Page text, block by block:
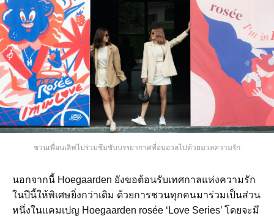
ชวนเพื่อนเลิฟไปร่วมซึมซับบรรยากาศที่อบอวลไปด้วยมวลความรัก
นอกจากนี้ Hoegaarden ยังขอต้อนรับเทศกาลแห่งความรัก
ในปีนี้ให้พิเศษยิ่งกว่าเดิม ด้วยการชวนทุกคนมาร่วมเป็นส่วน
หนึ่งในเเคมเปญ Hoegaarden rosée ‘Love Series’ โดยจะมี